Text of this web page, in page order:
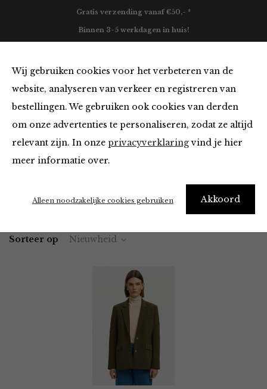
Wij gebruiken cookies voor het verbeteren van de
website, analyseren van verkeer en registreren van
bestellingen. We gebruiken ook cookies van derden
om onze advertenties te personaliseren, zodat ze altijd
relevant zijn. In onze privacyverklaringvind je hier
meer informatie over.
Akkoord
Alleen noodzakelijke cookies gebruiken
Gratis verzending vanaf €50,- *
Binnen 3-5 werkdagen in huis!
Blazers & Jassen
Home Winkel Kleding Blazers & Jassen
Sorteer op Nieuwheid